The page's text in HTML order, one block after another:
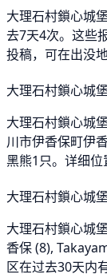
大理石村鎖心城
去7天4次。这些
投稿，可在出没
大理石村鎖心城
大理石村鎖心城
川市伊香保町伊
黑熊1只。详细位
大理石村鎖心城
大理石村鎖心城
香保 (8),
区在过去30天内